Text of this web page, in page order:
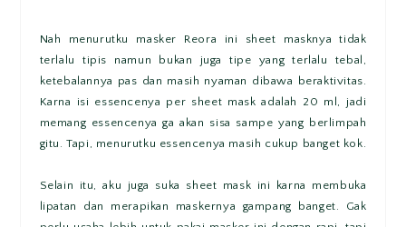
Nah menurutku masker Reora ini sheet masknya tidak
terlalu tipis namun bukan juga tipe yang terlalu tebal,
ketebalannya pas dan masih nyaman dibawa beraktivitas.
Karna isi essencenya per sheet mask adalah 20 ml, jadi
memang essencenya ga akan sisa sampe yang berlimpah
gitu. Tapi, menurutku essencenya masih cukup banget kok.
Selain itu, aku juga suka sheet mask ini karna membuka
lipatan dan merapikan maskernya gampang banget. Gak